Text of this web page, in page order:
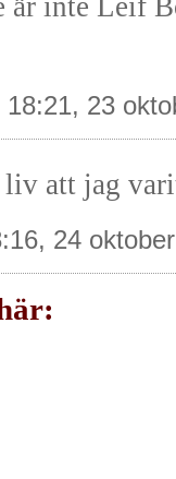
är inte Leif
23
att jag
24